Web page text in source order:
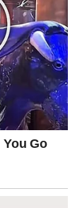
i kada je
se stvari
i